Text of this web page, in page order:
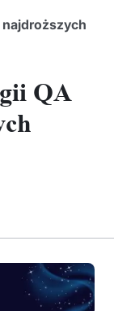
najdroższych
QA